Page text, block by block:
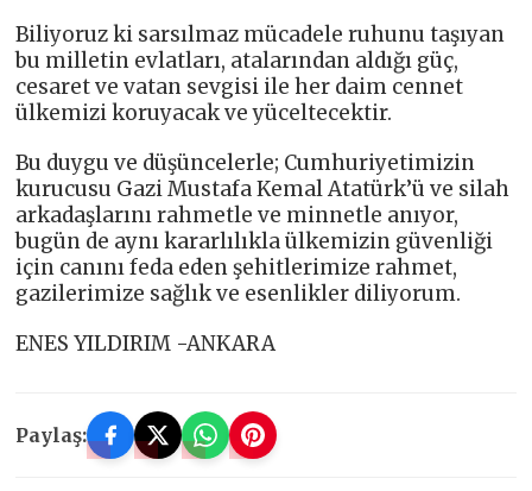
Biliyoruz ki sarsılmaz mücadele ruhunu taşıyan
bu milletin evlatları, atalarından aldığı güç,
cesaret ve vatan sevgisi ile her daim cennet
ülkemizi koruyacak ve yüceltecektir.
Bu duygu ve düşüncelerle; Cumhuriyetimizin
kurucusu Gazi Mustafa Kemal Atatürk’ü ve silah
arkadaşlarını rahmetle ve minnetle anıyor,
bugün de aynı kararlılıkla ülkemizin güvenliği
için canını feda eden şehitlerimize rahmet,
gazilerimize sağlık ve esenlikler diliyorum.
ENES YILDIRIM -ANKARA
Paylaş: